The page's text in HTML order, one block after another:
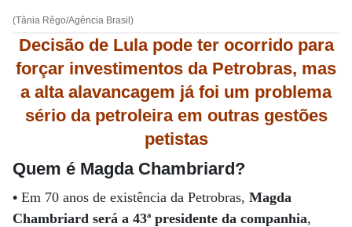
(Tânia Rêgo/Agência Brasil)
Decisão de Lula pode ter ocorrido para
forçar investimentos da Petrobras, mas
a alta alavancagem já foi um problema
sério da petroleira em outras gestões
petistas
Quem é Magda Chambriard?
• Em 70 anos de existência da Petrobras, Magda
Chambriard será a 43ª presidente da companhia,